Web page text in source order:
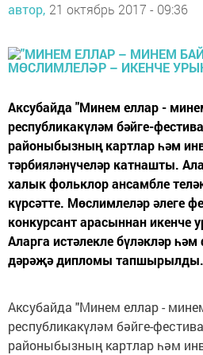
автор, 21 октябрь 2017 - 09:36
Аксубайда "Минем еллар -
республикакүләм бәйге-
районыбызның картлар һәм
тәрбияләнүчеләр катнашты.
халык фольклор ансамбле
күрсәтте. Мөслимлеләр әлеге
конкурсант арасыннан икенче
Аларга истәлекле бүләкләр
дәрәҗә дипломы
Аксубайда "Минем еллар -
республикакүләм бәйге-
районыбызның картлар һәм